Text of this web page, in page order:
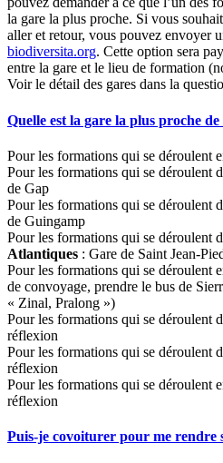
la gare la plus proche. Si vous
aller et retour, vous pouvez envoyer
biodiversita.org. Cette option sera
entre la gare et le lieu de formation
Voir le détail des gares dans la
Quelle est la gare la plus proche
Pour les formations qui se déroulent
Pour les formations qui se déroulent
de Gap
Pour les formations qui se déroulent
de Guingamp
Pour les formations qui se déroulent
Atlantiques : Gare de Saint Jean-
Pour les formations qui se déroulent
de convoyage, prendre le bus de
« Zinal, Pralong »)
Pour les formations qui se déroulent
réflexion
Pour les formations qui se déroulent
réflexion
Pour les formations qui se déroulent
réflexion
Puis-je covoiturer pour me rendre